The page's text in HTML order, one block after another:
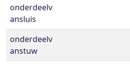
onderdeelv
ansluis
onderdeelv
anstuw